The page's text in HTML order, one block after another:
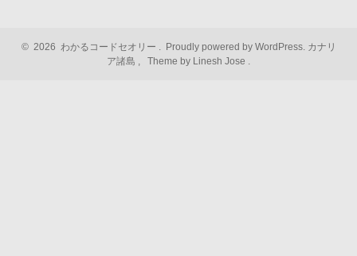
© 2026 わかるコードセオリー . Proudly powered by WordPress. カナリ
ア諸島 , Theme by Linesh Jose .